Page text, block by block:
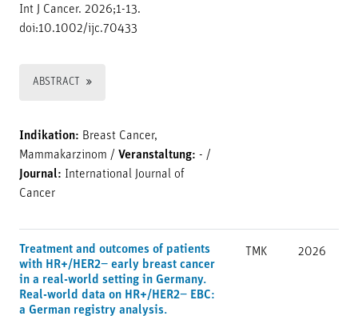
Int J Cancer. 2026;1-13.
doi:10.1002/ijc.70433
ABSTRACT
Indikation: Breast Cancer,
Mammakarzinom / Veranstaltung: - /
Journal: International Journal of
Cancer
Treatment and outcomes of patients
with HR+/HER2− early breast cancer
in a real-world setting in Germany.
Real-world data on HR+/HER2− EBC:
a German registry analysis.
TMK 2026